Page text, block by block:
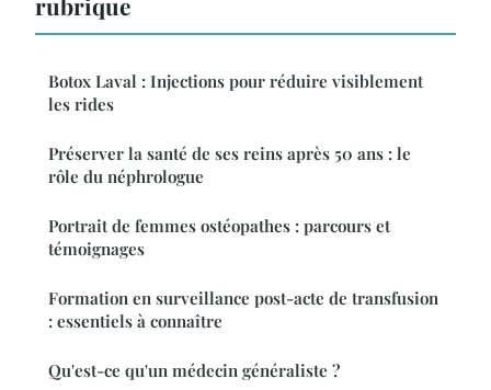
Botox Laval : Injections pour réduire visiblement
les rides
Préserver la santé de ses reins après 50 ans : le
rôle du néphrologue
Portrait de femmes ostéopathes : parcours et
témoignages
Formation en surveillance post-acte de transfusion
: essentiels à connaître
Qu'est-ce qu'un médecin généraliste ?